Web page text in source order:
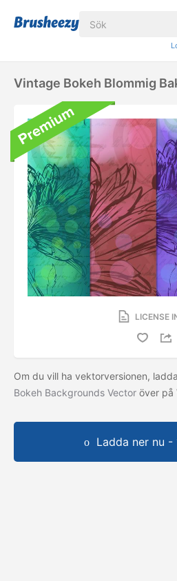
Vintage Bokeh Blommig
LICENSE
Om du vill ha vektorversionen,
Bokeh Backgrounds Vector över på
Ladda ner nu -